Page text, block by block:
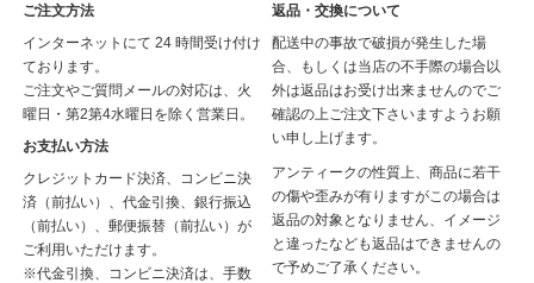
ご注文方法
インターネットにて 24 時間受け付け
ております。
ご注文やご質問メールの対応は、火
曜日・第2第4水曜日を除く営業日。
お支払い方法
クレジットカード決済、コンビニ決
済（前払い）、代金引換、銀行振込
（前払い）、郵便振替（前払い）が
ご利用いただけます。
※代金引換、コンビニ決済は、手数
返品・交換について
配送中の事故で破損が発生した場
合、もしくは当店の不手際の場合以
外は返品はお受け出来ませんのでご
確認の上ご注文下さいますようお願
い申し上げます。
アンティークの性質上、商品に若干
の傷や歪みが有りますがこの場合は
返品の対象となりません、イメージ
と違ったなども返品はできませんの
で予めご了承ください。